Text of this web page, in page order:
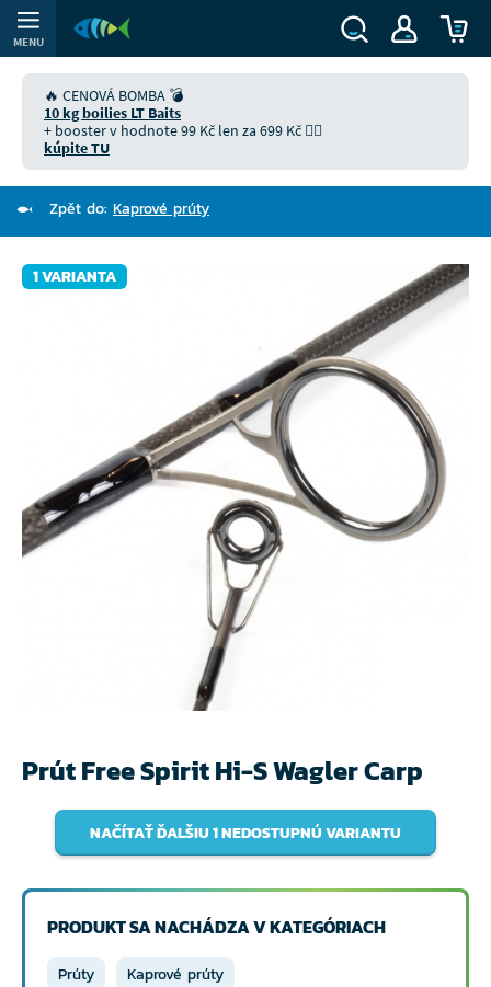
MENU
🔥 CENOVÁ BOMBA 💣
10 kg boilies LT Baits
+ booster v hodnote 99 Kč len za 699 Kč 👉🏻
kúpite TU
Zpět do: Kaprové prúty
1 VARIANTA
Prút Free Spirit Hi-S Wagler Carp
NAČÍTAŤ ĎALŠIU 1 NEDOSTUPNÚ VARIANTU
PRODUKT SA NACHÁDZA V KATEGÓRIACH
Prúty Kaprové prúty